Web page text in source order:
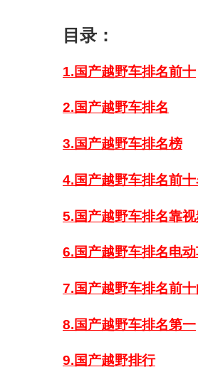
目录：
1.国产越野车排名前十
2.国产越野车排名
3.国产越野车排名榜
4.国产越野车排名前十
5.国产越野车排名靠
6.国产越野车排名电
7.国产越野车排名前
8.国产越野车排名第一
9.国产越野排行